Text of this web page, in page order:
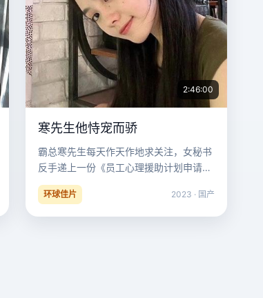
2:46:00
寒先生他恃宠而骄
霸总寒先生每天作天作地求关注，女秘书
反手递上一份《员工心理援助计划申请
表》。
环球佳片 2023 · 国产